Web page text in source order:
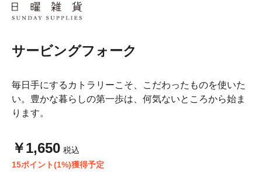
サービングフォーク
毎日手にするカトラリーこそ、こだわったものを使いた
い。豊かな暮らしの第一歩は、何気ないところから始ま
ります。
￥1,650 税込
15ポイント(1%)獲得予定